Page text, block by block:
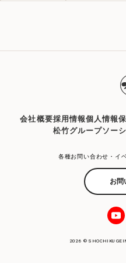
会社概要採用情報個人情報
松竹グループソー
各種お問い合わせ・イ
お問
2026 © SHOCHIKU